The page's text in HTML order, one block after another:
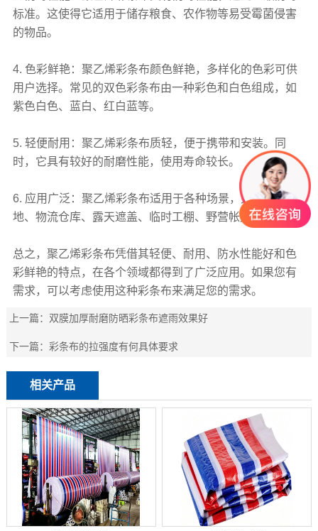
标准。这使得它适用于储存粮食、农作物等易受霉菌侵害
的物品。
4. 色彩鲜艳：聚乙烯彩条布颜色鲜艳，多样化的色彩可供
用户选择。常见的双色彩条布由一种彩色和白色组成，如
紫色白色、蓝白、红白蓝等。
5. 轻便耐用：聚乙烯彩条布质轻，便于携带和安装。同
时，它具有较好的耐磨性能，使用寿命较长。
6. 应用广泛：聚乙烯彩条布适用于各种场景，如建筑工
地、物流仓库、露天遮盖、临时工棚、野营帐篷等。
总之，聚乙烯彩条布凭借其轻便、耐用、防水性能好和色
彩鲜艳的特点，在各个领域都得到了广泛应用。如果您有
需求，可以考虑使用这种彩条布来满足您的需求。
上一篇： 双膜加厚耐磨防晒彩条布遮雨效果好
下一篇：彩条布的拉强度有何具体要求
相关产品